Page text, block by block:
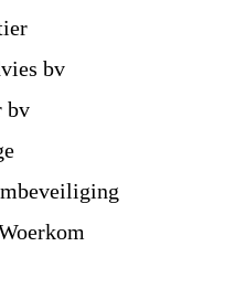
bv
bv